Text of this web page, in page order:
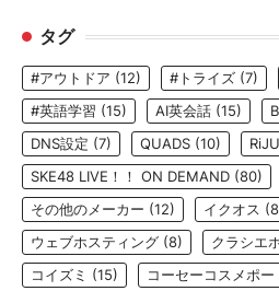
タグ
#アウトドア (12) #トライズ (7)
#英語学習 (15) AI英会話 (15)
DNS設定 (7) QUADS (10)
SKE48 LIVE！！ ON DEMAND (80)
その他のメーカー (12) イクオス
ウェブホスティング (8) クラシエ
コイズミ (15) コーセーコスメポー